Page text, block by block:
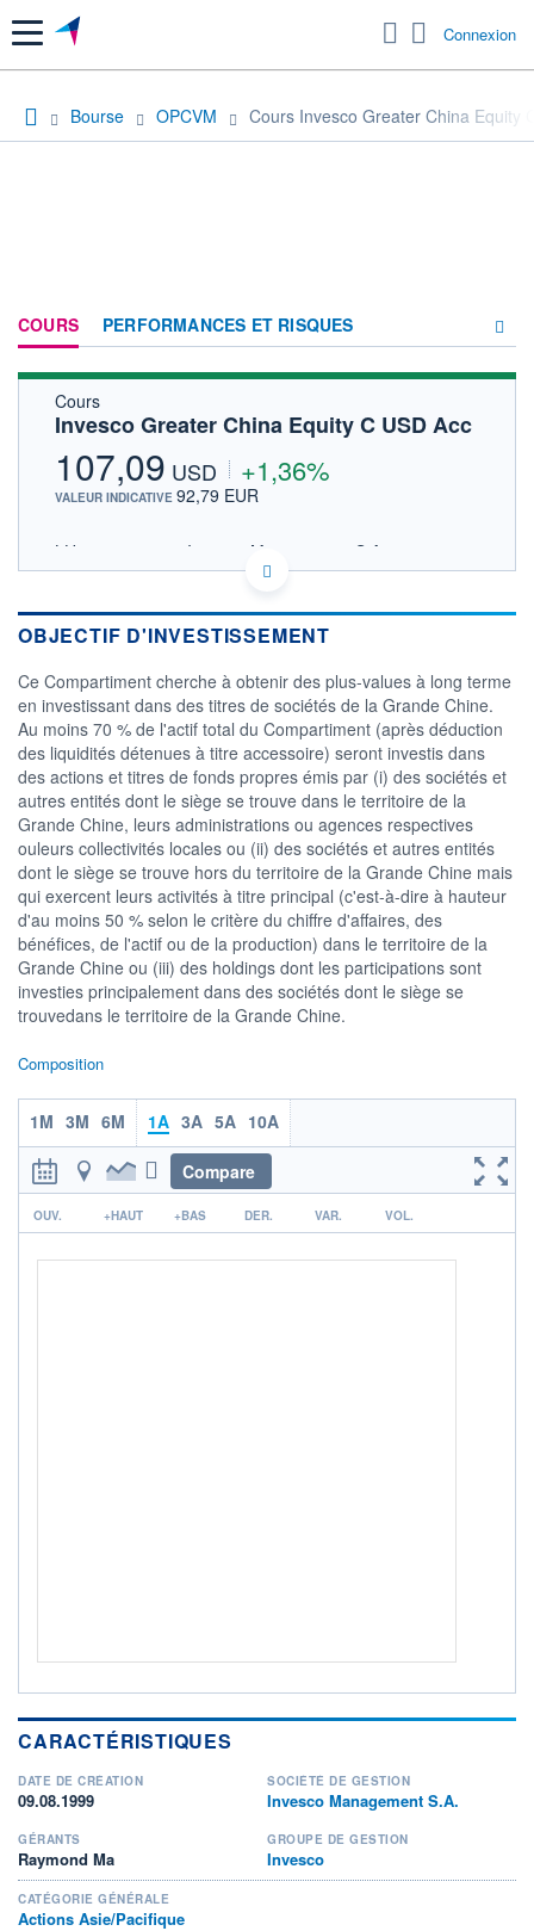
Menu Connexion
Bourse OPCVM Cours Invesco Greater China Equity
COURS PERFORMANCES ET RISQUES
FORUM
Cours
Invesco Greater China Equity C USD Acc
107,09 USD +1,36%
VALEUR INDICATIVE 92,79 EUR
LU0100600369 - Invesco Management S.A.
OPCVM DERNIER COURS CONNU AU 05/08/2026
01/12 01/04 04/08
100
CATÉGORIE MORNINGSTAR
Actions Grande Chine
FONDS PARTENAIRES
TARIFS PRIVILÉGIÉS 0%
ÉLIGIBILITÉ
PEA PEA-PME BOURSOVIE LUX
BOURSOVIE
CTO BUSINESS
Non éligible Boursobank
ACTIF NET (EUR)
NOTATION MORNINGSTAR ⁽¹⁾
OBJECTIF D'INVESTISSEMENT
Ce Compartiment cherche à obtenir des plus-values à long terme
en investissant dans des titres de sociétés de la Grande Chine.
Au moins 70 % de l'actif total du Compartiment (après déduction
des liquidités détenues à titre accessoire) seront investis dans
des actions et titres de fonds propres émis par (i) des sociétés et
autres entités dont le siège se trouve dans le territoire de la
Grande Chine, leurs administrations ou agences respectives
ouleurs collectivités locales ou (ii) des sociétés et autres entités
dont le siège se trouve hors du territoire de la Grande Chine mais
qui exercent leurs activités à titre principal (c'est-à-dire à hauteur
d'au moins 50 % selon le critère du chiffre d'affaires, des
bénéfices, de l'actif ou de la production) dans le territoire de la
Grande Chine ou (iii) des holdings dont les participations sont
investies principalement dans des sociétés dont le siège se
trouvedans le territoire de la Grande Chine.
Composition
1M 3M 6M 1A 3A 5A 10A
Compare
r
OUV. +HAUT +BAS DER. VAR. VOL.
CARACTÉRISTIQUES
DATE DE CRÉATION
09.08.1999
SOCIÉTÉ DE GESTION
Invesco Management S.A.
GÉRANTS
Raymond Ma
GROUPE DE GESTION
Invesco
CATÉGORIE GÉNÉRALE
Actions Asie/Pacifique